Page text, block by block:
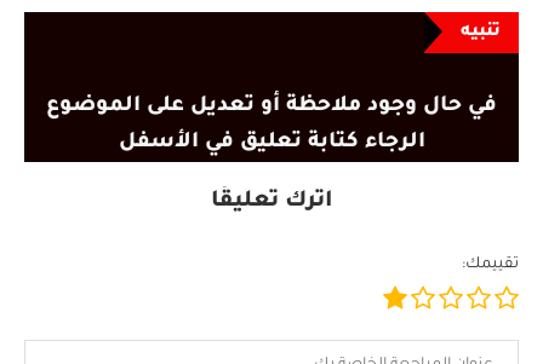
تنبيه
في حال وجود ملاحظة أو تعديل على الموضوع
الرجاء كتابة تعليق في الأسفل
اترك تعليقًا
تقييمك: